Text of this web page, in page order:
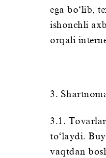
ega bo‘lib,
ishonchli
orqali
3.
3.1.
to‘laydi.
vaqtdan